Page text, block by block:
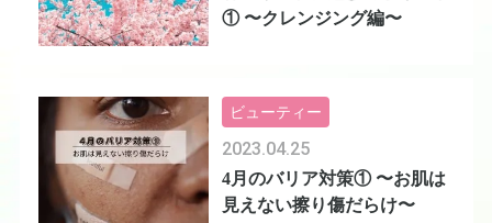
① 〜クレンジング編〜
4月のバリア対策① 〜お肌は
見えない擦り傷だらけ〜
2023.04.25
ビューティー